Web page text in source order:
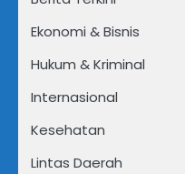
Ekonomi & Bisnis
Hukum & Kriminal
Internasional
Kesehatan
Lintas Daerah